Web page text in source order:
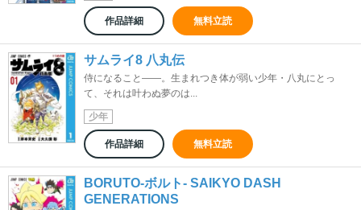
作品詳細 無料立読
サムライ8 八丸伝
侍になること――。生まれつき体が弱い少年・八丸にとっ
て、それは叶わぬ夢のは...
少年
作品詳細 無料立読
BORUTO-ボルト- SAIKYO DASH
GENERATIONS